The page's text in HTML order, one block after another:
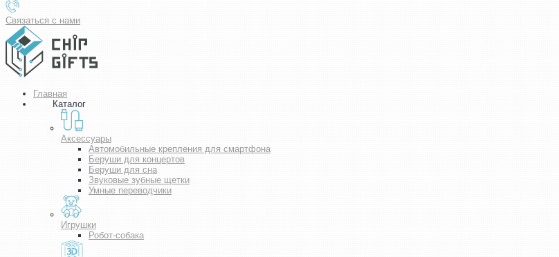
Связаться с нами
Главная
Каталог
Аксессуары
Автомобильные крепления для смартфона
Беруши для концертов
Беруши для сна
Звуковые зубные щетки
Умные переводчики
Игрушки
Робот-собака